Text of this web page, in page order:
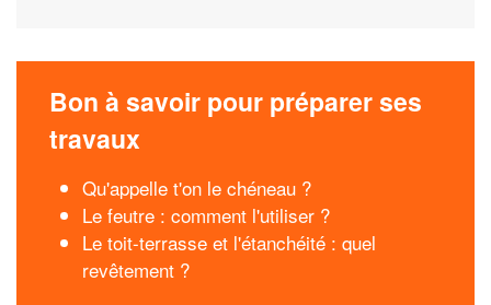
Bon à savoir pour préparer ses
travaux
Qu'appelle t'on le chéneau ?
Le feutre : comment l'utiliser ?
Le toit-terrasse et l'étanchéité : quel
revêtement ?